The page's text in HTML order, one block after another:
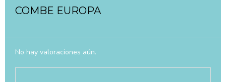
COMBE EUROPA
No hay valoraciones aún.